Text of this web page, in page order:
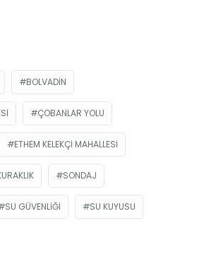
BOLVADIN
ÇOBANLAR YOLU
ETHEM KELEKÇI MAHALLESI
SONDAJ
SU GÜVENLIĞI SU KUYUSU